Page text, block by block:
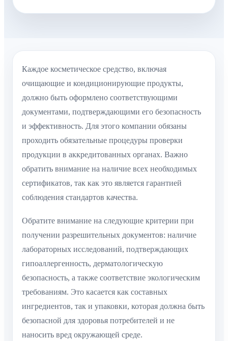
Каждое косметическое средство, включая
очищающие и кондиционирующие продукты,
должно быть оформлено соответствующими
документами, подтверждающими его безопасность
и эффективность. Для этого компании обязаны
проходить обязательные процедуры проверки
продукции в аккредитованных органах. Важно
обратить внимание на наличие всех необходимых
сертификатов, так как это является гарантией
соблюдения стандартов качества.
Обратите внимание на следующие критерии при
получении разрешительных документов: наличие
лабораторных исследований, подтверждающих
гипоаллергенность, дерматологическую
безопасность, а также соответствие экологическим
требованиям. Это касается как составных
ингредиентов, так и упаковки, которая должна быть
безопасной для здоровья потребителей и не
наносить вред окружающей среде.